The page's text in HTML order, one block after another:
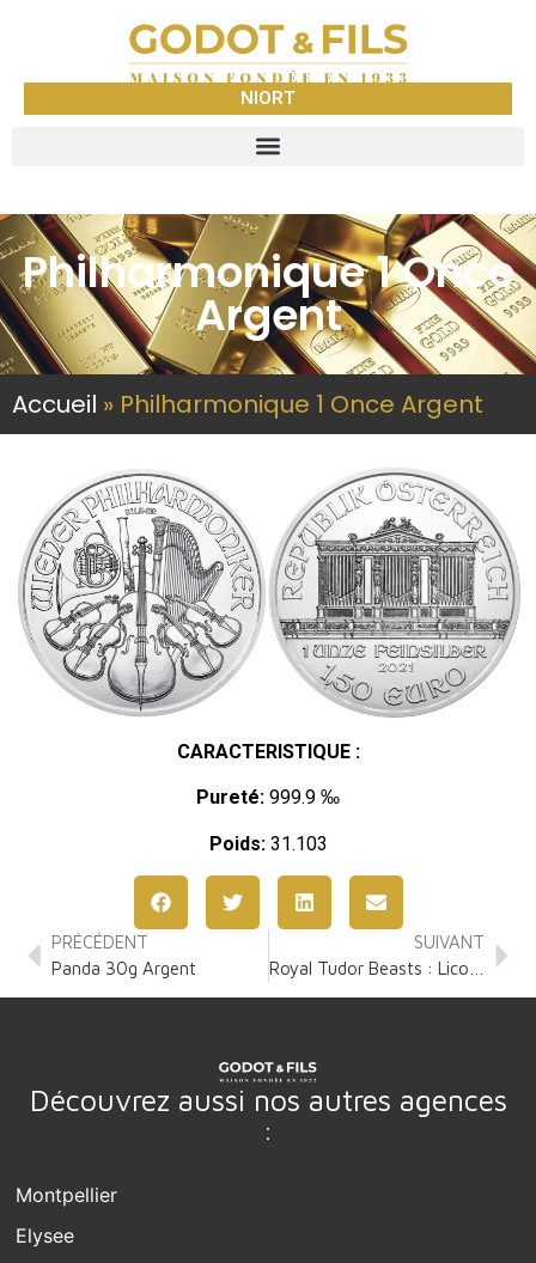
NIORT
Philharmonique 1 Once
Argent
Accueil » Philharmonique 1 Once Argent
CARACTERISTIQUE :
Pureté: 999.9 ‰
Poids:31.103
PRÉCÉDENT
Panda 30g Argent
SUIVANT
Découvrez aussi nos autres agences
:
Montpellier
Elysee